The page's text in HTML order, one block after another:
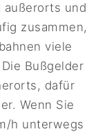
außerorts und
zusammen,
viele
Bußgelder
dafür
Wenn Sie
h unterwegs